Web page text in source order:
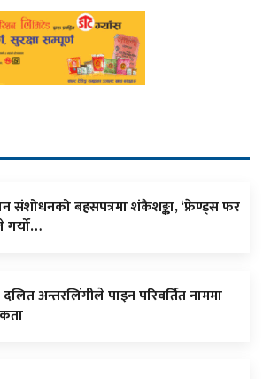
संशोधनको बहसपत्रमा शंकैशङ्का, ‘फ्रेण्ड्स फर
गर्यो…
अन्तरलिंगीले पाइन परिवर्तित नाममा